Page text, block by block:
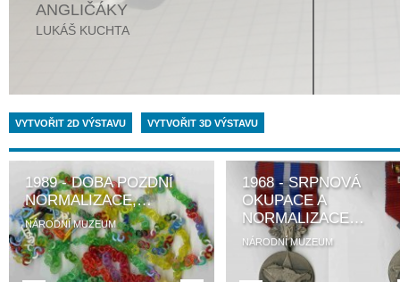
ANGLIČÁKY
LUKÁŠ KUCHTA
VYTVOŘIT 2D VÝSTAVU VYTVOŘIT 3D VÝSTAVU
1989 - DOBA POZDNÍ
NORMALIZACE,…
NÁRODNÍ MUZEUM
1968 - SRPNOVÁ
OKUPACE A
NORMALIZACE…
NÁRODNÍ MUZEUM